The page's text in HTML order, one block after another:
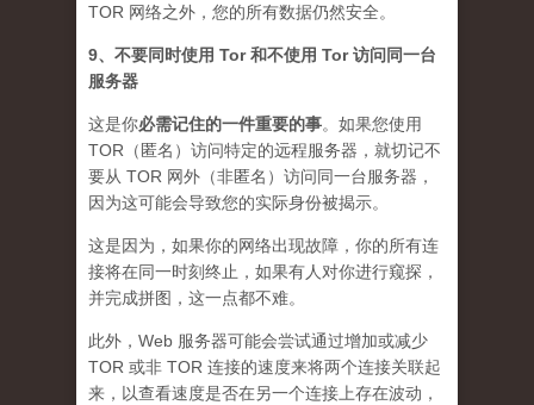
TOR 网络之外，您的所有数据仍然安全。
9、不要同时使用 Tor 和不使用 Tor 访问同一台
服务器
这是你必需记住的一件重要的事。如果您使用
TOR（匿名）访问特定的远程服务器，就切记不
要从 TOR 网外（非匿名）访问同一台服务器，
因为这可能会导致您的实际身份被揭示。
这是因为，如果你的网络出现故障，你的所有连
接将在同一时刻终止，如果有人对你进行窥探，
并完成拼图，这一点都不难。
此外，Web 服务器可能会尝试通过增加或减少
TOR 或非 TOR 连接的速度来将两个连接关联起
来，以查看速度是否在另一个连接上存在波动，